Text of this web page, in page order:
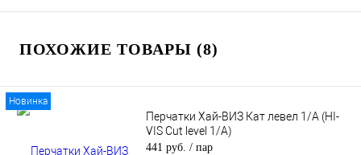
ПОХОЖИЕ ТОВАРЫ (8)
Новинка
Перчатки Хай-ВИЗ Кат левел 1/А (HI-
VIS Cut level 1/А)
441 руб. / пар